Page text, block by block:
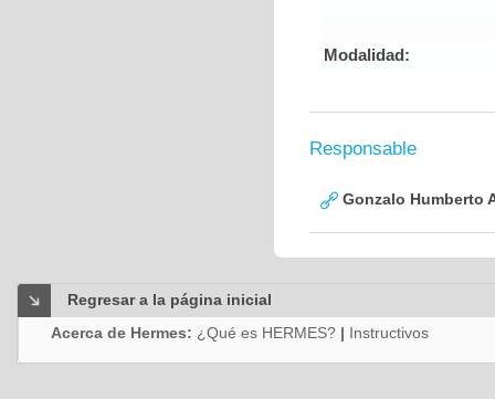
Modalidad:
Responsable
Gonzalo Humberto
Regresar a la página inicial
Acerca de Hermes: ¿Qué es HERMES? | Instructivos